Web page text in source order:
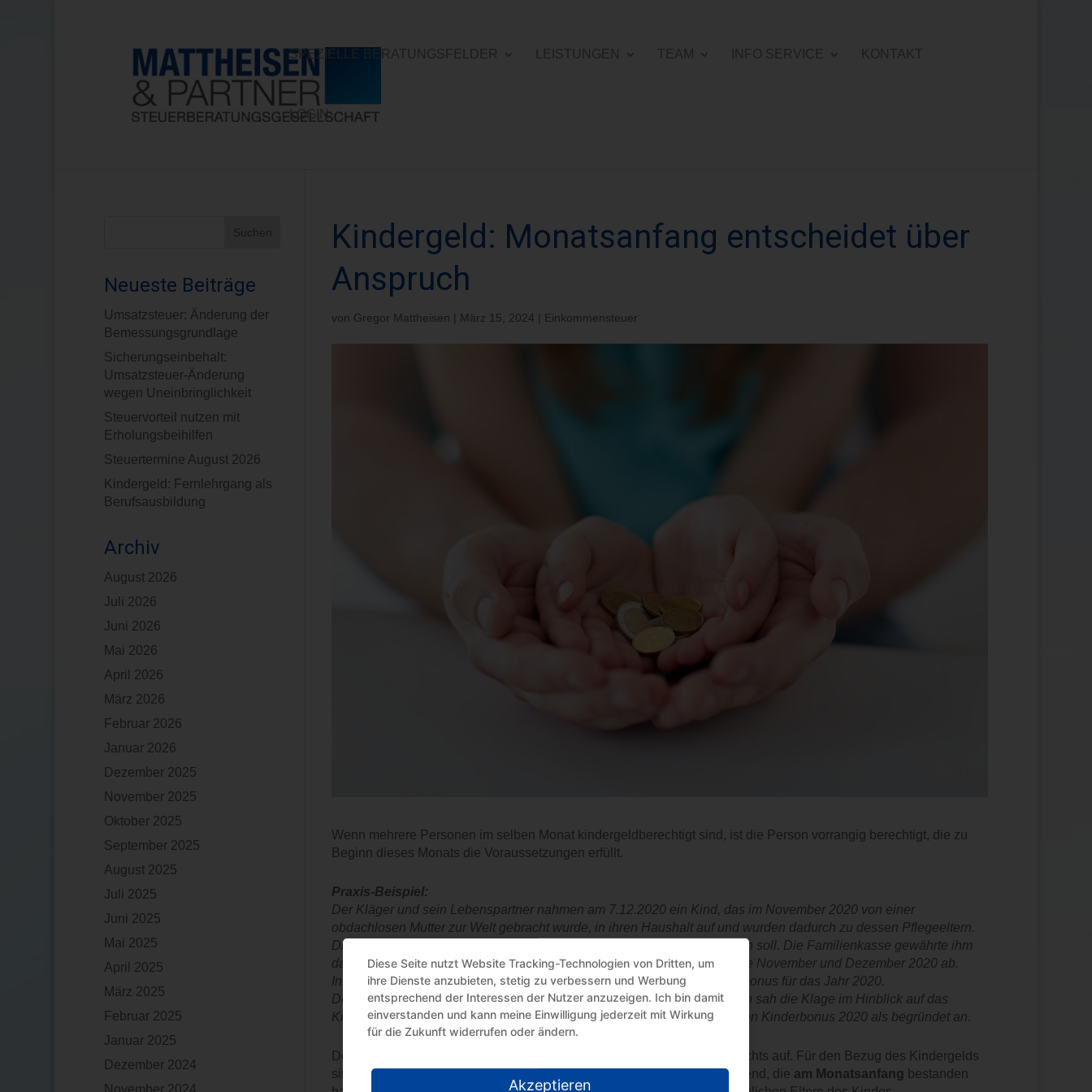
SPEZIELLE BERATUNGSFELDER LEISTUNGEN TEAM INFO SERVICE KONTAKT
LOGIN
Kindergeld: Monatsanfang entscheidet über
Anspruch
von Gregor Mattheisen März 15, 2024 Einkommensteuer
Wenn mehrere Personen im selben Monat kindergeldberechtigt sind, ist die Person vorrangig berechtigt, die zu
Beginn dieses Monats die Voraussetzungen erfüllt.
Praxis-Beispiel:
Der Kläger und sein Lebenspartner nahmen am 7.12.2020 ein Kind, das im November 2020 von einer
obdachlosen Mutter zur Welt gebracht wurde, in ihren Haushalt auf und wurden dadurch zu dessen Pflegeeltern.
Die Pflegeeltern bestimmten untereinander, wer von Ihnen berechtigt sein soll. Die Familienkasse gewährte ihm
das Kindergeld ab Januar 2021 und lehnte das Kindergeld für die Monate November und Dezember 2020 ab.
Infolgedessen versagte die Familienkasse dem Kläger auch den Kinderbonus für das Jahr 2020.
Der Einspruch des Klägers hatte keinen Erfolg. Das Finanzgericht jedoch sah die Klage im Hinblick auf das
Kindergeld für den Monat Dezember 2020 und ebenso im Hinblick auf den Kinderbonus 2020 als begründet an.
Der BFH teilte diese Auffassung nicht und hob das Urteil des Finanzgerichts auf. Für den Bezug des Kindergelds
sind nach Auffassung des BFH die tatsächlichen Verhältnisse entscheidend, die am Monatsanfang bestanden
Neueste Beiträge
Umsatzsteuer: Änderung der
Bemessungsgrundlage
Sicherungseinbehalt:
Umsatzsteuer-Änderung
wegen Uneinbringlichkeit
Steuervorteil nutzen mit
Erholungsbeihilfen
Steuertermine August 2026
Kindergeld: Fernlehrgang als
Berufsausbildung
Archiv
August 2026
Juli 2026
Juni 2026
Mai 2026
April 2026
März 2026
Februar 2026
Januar 2026
Dezember 2025
November 2025
Oktober 2025
September 2025
August 2025
Juli 2025
Juni 2025
Mai 2025
April 2025
März 2025
Februar 2025
Januar 2025
Dezember 2024
November 2024
Diese Seite nutzt Website Tracking-Technologien von Dritten, um
ihre Dienste anzubieten, stetig zu verbessern und Werbung
entsprechend der Interessen der Nutzer anzuzeigen. Ich bin damit
einverstanden und kann meine Einwilligung jederzeit mit Wirkung
für die Zukunft widerrufen oder ändern.
Akzeptieren